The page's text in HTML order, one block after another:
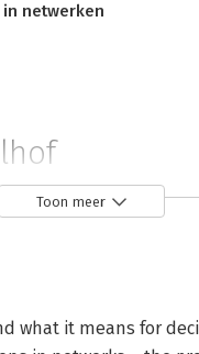
in netwerken
is hoogleraar
Toon meer
what it means for